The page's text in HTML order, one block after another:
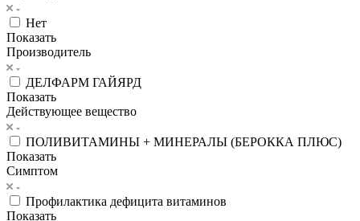
Нет
Показать
Производитель
ДЕЛФАРМ ГАЙЯРД
Показать
Действующее вещество
ПОЛИВИТАМИНЫ + МИНЕРАЛЫ (БЕРОККА ПЛЮС)
Показать
Симптом
Профилактика дефицита витаминов
Показать